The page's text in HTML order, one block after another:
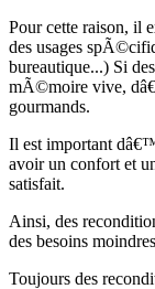
Pour cette raison, il
des usages
bureautique...) Si
mÃ©moire vive,
gourmands.
Il est important
avoir un confort et
satisfait.
Ainsi, des
des besoins
Toujours des